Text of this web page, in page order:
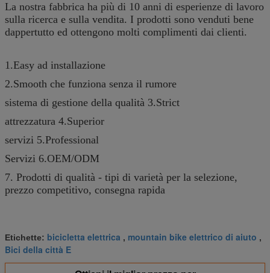
La nostra fabbrica ha più di 10 anni di esperienze di lavoro
sulla ricerca e sulla vendita. I prodotti sono venduti bene
dappertutto ed ottengono molti complimenti dai clienti.
1.Easy ad installazione
2.Smooth che funziona senza il rumore
sistema di gestione della qualità 3.Strict
attrezzatura 4.Superior
servizi 5.Professional
Servizi 6.OEM/ODM
7. Prodotti di qualità - tipi di varietà per la selezione,
prezzo competitivo, consegna rapida
Etichette: bicicletta elettrica , mountain bike elettrico di aiuto ,
Bici della città E